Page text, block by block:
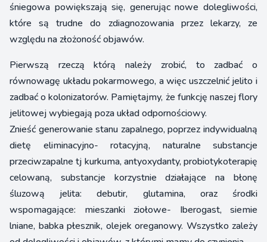
śniegowa powiększają się, generując nowe dolegliwości,
które są trudne do zdiagnozowania przez lekarzy, ze
względu na złożoność objawów.
Pierwszą rzeczą którą należy zrobić, to zadbać o
równowagę układu pokarmowego, a więc uszczelnić jelito i
zadbać o kolonizatorów. Pamiętajmy, że funkcję naszej flory
jelitowej wybiegają poza układ odpornościowy.
Znieść generowanie stanu zapalnego, poprzez indywidualną
dietę eliminacyjno- rotacyjną, naturalne substancje
przeciwzapalne tj kurkuma, antyoxydanty, probiotykoterapię
celowaną, substancje korzystnie działające na błonę
śluzową jelita: debutir, glutamina, oraz środki
wspomagające: mieszanki ziołowe- Iberogast, siemie
lniane, babka płesznik, olejek oreganowy. Wszystko zależy